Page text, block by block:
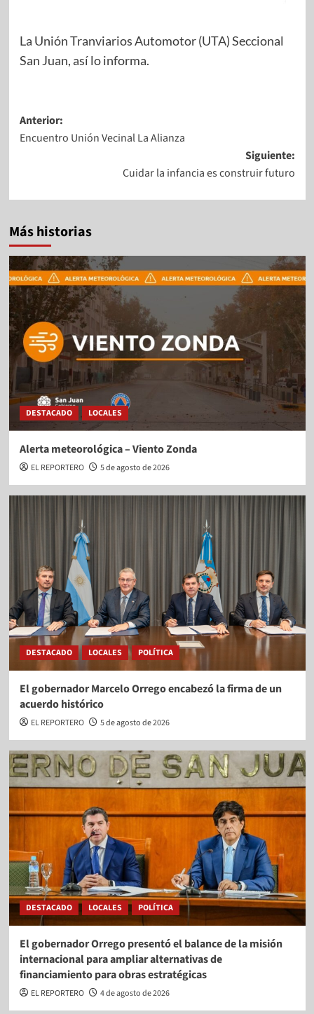
La Unión Tranviarios Automotor (UTA) Seccional
San Juan, así lo informa.
Anterior:
Encuentro Unión Vecinal La Alianza
Siguiente:
Cuidar la infancia es construir futuro
Más historias
DESTACADO LOCALES
Alerta meteorológica – Viento Zonda
EL REPORTERO 5 de agosto de 2026
DESTACADO LOCALES POLÍTICA
El gobernador Marcelo Orrego encabezó la firma de un
acuerdo histórico
EL REPORTERO 5 de agosto de 2026
DESTACADO LOCALES POLÍTICA
El gobernador Orrego presentó el balance de la misión
internacional para ampliar alternativas de
financiamiento para obras estratégicas
EL REPORTERO 4 de agosto de 2026